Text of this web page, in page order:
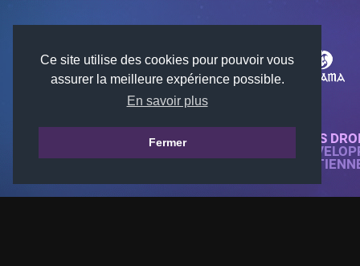
Ce site utilise des cookies pour pouvoir vous
assurer la meilleure expérience possible.
En savoir plus
Fermer
© 2018-2026 KTARENA. TOUS
SITE WEB ENTIÈREMENT
TOUTES LES IMAGES